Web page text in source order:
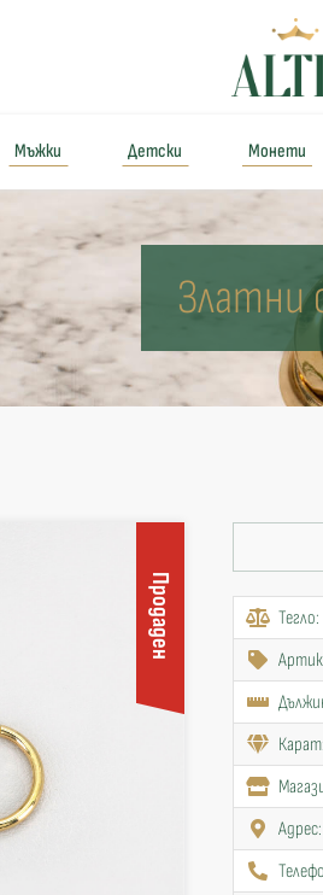
Мъжки Детски Монети
Златни
Продаден Тегло:
Карат:
Адрес: